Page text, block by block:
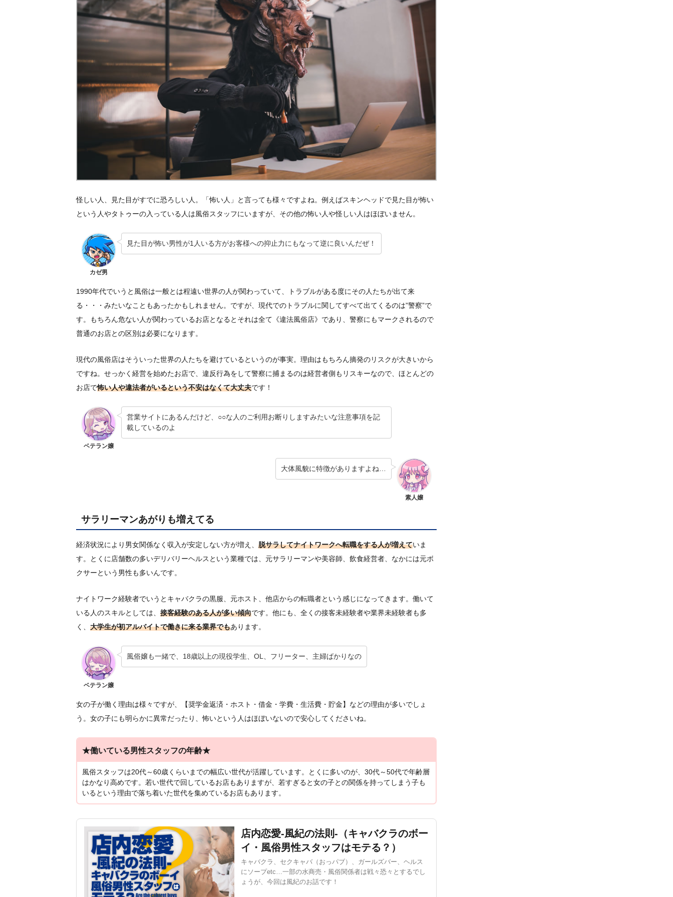
怪しい人、見た目がすでに恐ろしい人。「怖い人」と言っても様々ですよね。例えばスキンヘッドで見た目が怖い
という人やタトゥーの入っている人は風俗スタッフにいますが、その他の怖い人や怪しい人はほぼいません。
カゼ男
見た目が怖い男性が1人いる方がお客様への抑止力にもなって逆に良いんだぜ！
1990年代でいうと風俗は一般とは程遠い世界の人が関わっていて、トラブルがある度にその人たちが出て来
る・・・みたいなこともあったかもしれません。ですが、現代でのトラブルに関してすべて出てくるのは”警察”で
す。もちろん危ない人が関わっているお店となるとそれは全て《違法風俗店》であり、警察にもマークされるので
普通のお店との区別は必要になります。
現代の風俗店はそういった世界の人たちを避けているというのが事実。理由はもちろん摘発のリスクが大きいから
ですね。せっかく経営を始めたお店で、違反行為をして警察に捕まるのは経営者側もリスキーなので、ほとんどの
お店で怖い人や違法者がいるという不安はなくて大丈夫です！
ベテラン嬢
営業サイトにあるんだけど、○○な人のご利用お断りしますみたいな注意事項を記
載しているのよ
素人嬢
大体風貌に特徴がありますよね…
サラリーマンあがりも増えてる
経済状況により男女関係なく収入が安定しない方が増え、 脱サラしてナイトワークへ転職をする人が増えていま
す。とくに店舗数の多いデリバリーヘルスという業種では、元サラリーマンや美容師、飲食経営者、なかには元ボ
クサーという男性も多いんです。
ナイトワーク経験者でいうとキャバクラの黒服、元ホスト、他店からの転職者という感じになってきます。働いて
いる人のスキルとしては、 接客経験のある人が多い傾向です。他にも、全くの接客未経験者や業界未経験者も多
く、 大学生が初アルバイトで働きに来る業界でもあります。
ベテラン嬢
風俗嬢も一緒で、18歳以上の現役学生、OL、フリーター、主婦ばかりなの
女の子が働く理由は様々ですが、【奨学金返済・ホスト・借金・学費・生活費・貯金】などの理由が多いでしょ
う。女の子にも明らかに異常だったり、怖いという人はほぼいないので安心してくださいね。
★働いている男性スタッフの年齢★
風俗スタッフは20代～60歳くらいまでの幅広い世代が活躍しています。とくに多いのが、30代～50代で年齢層
はかなり高めです。若い世代で回しているお店もありますが、若すぎると女の子との関係を持ってしまう子も
いるという理由で落ち着いた世代を集めているお店もあります。
店内恋愛-風紀の法則-（キャバクラのボー
イ・風俗男性スタッフはモテる？）
キャバクラ、セクキャバ（おっパブ）、ガールズバー、ヘルス
にソープetc…一部の水商売・風俗関係者は戦々恐々とするでし
ょうが、今回は風紀のお話です！